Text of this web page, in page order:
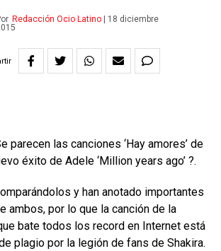
Redacción Ocio Latino|
18 diciembre
parecen las canciones ‘Hay amores’ de
éxito de Adele ‘Million years ago’ ?.
y han anotado importantes
ambos, por lo que la canción de la
bate todos los record en Internet está
plagio por la legión de fans de Shakira.